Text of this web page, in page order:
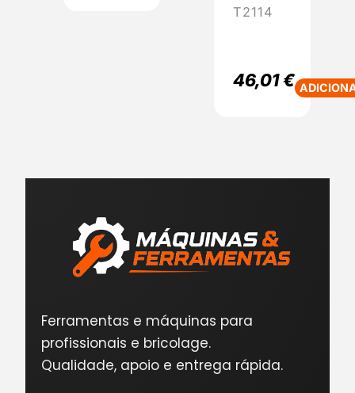
T2114
46,01€
Ferramentas e máquinas para
profissionais e bricolage.
Qualidade, apoio e entrega rápida.